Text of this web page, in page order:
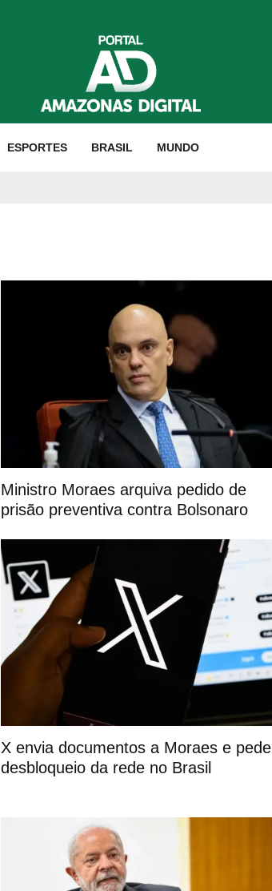
ESPORTES BRASIL MUNDO
Ministro Moraes arquiva pedido de
prisão preventiva contra Bolsonaro
X envia documentos a Moraes e pede
desbloqueio da rede no Brasil